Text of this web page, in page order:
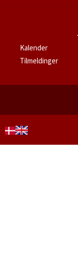
Kalender
Tilmeldinger